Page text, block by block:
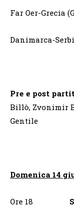
Far Oer-Grecia
Danimarca-
Pre e post
Billò, Zvonimir
Gentile
Domenica 14
Ore 18